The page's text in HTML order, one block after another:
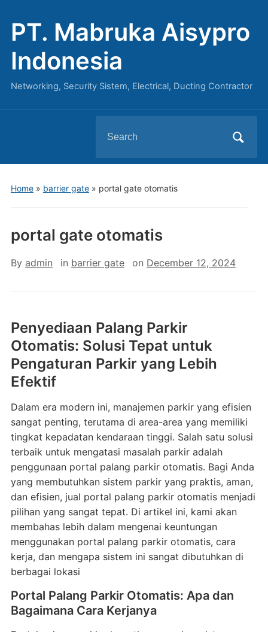
PT. Mabruka Aisypro
Indonesia
Networking, Security Sistem, Electrical, Ducting Contractor
for:
Home» barrier gate» portal gate otomatis
portal gate otomatis
By admin in barrier gate on December 12, 2024
Penyediaan Palang Parkir
Otomatis: Solusi Tepat untuk
Pengaturan Parkir yang Lebih
Efektif
Dalam era modern ini, manajemen parkir yang efisien
sangat penting, terutama di area-area yang memiliki
tingkat kepadatan kendaraan tinggi. Salah satu solusi
terbaik untuk mengatasi masalah parkir adalah
penggunaan portal palang parkir otomatis. Bagi Anda
yang membutuhkan sistem parkir yang praktis, aman,
dan efisien, jual portal palang parkir otomatis menjadi
pilihan yang sangat tepat. Di artikel ini, kami akan
membahas lebih dalam mengenai keuntungan
menggunakan portal palang parkir otomatis, cara
kerja, dan mengapa sistem ini sangat dibutuhkan di
berbagai lokasi
Portal Palang Parkir Otomatis: Apa dan
Bagaimana Cara Kerjanya